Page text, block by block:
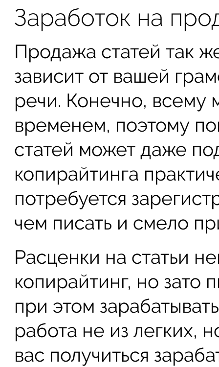
Заработок на
Продажа статей так
зависит от вашей
речи. Конечно, всему
временем, поэтому
статей может даже
копирайтинга
потребуется
чем писать и смело
Расценки на статьи
копирайтинг, но зато
при этом
работа не из легких,
вас получиться